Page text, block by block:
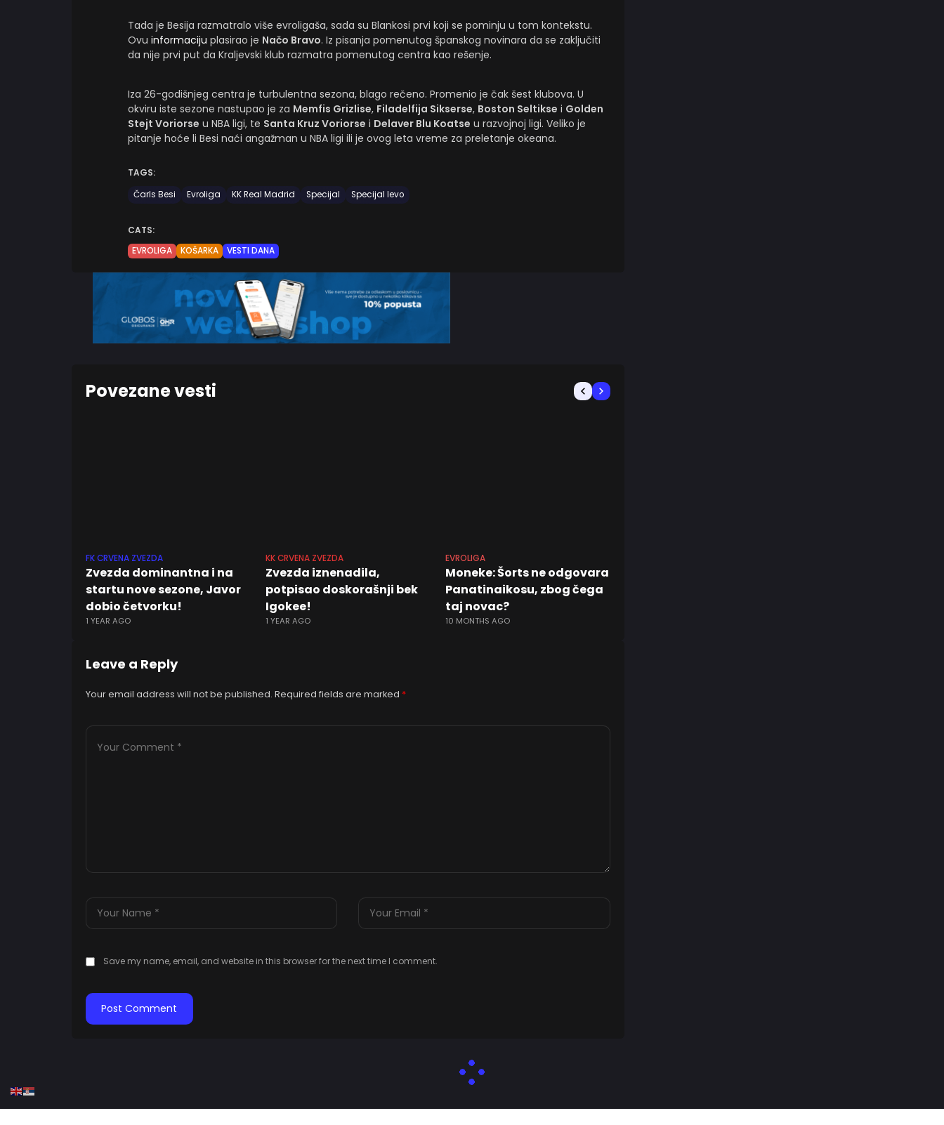
Tada je Besija razmatralo više evroligaša, sada su Blankosi prvi koji se pominju u tom kontekstu.
Ovu informaciju plasirao je Načo Bravo. Iz pisanja pomenutog španskog novinara da se zaključiti
da nije prvi put da Kraljevski klub razmatra pomenutog centra kao rešenje.
Iza 26-godišnjeg centra je turbulentna sezona, blago rečeno. Promenio je čak šest klubova. U
okviru iste sezone nastupao je za Memfis Grizlise, Filadelfija Sikserse, Boston Seltikse i Golden
Stejt Voriorse u NBA ligi, te Santa Kruz Voriorse i Delaver Blu Koatse u razvojnoj ligi. Veliko je
pitanje hoće li Besi naći angažman u NBA ligi ili je ovog leta vreme za preletanje okeana.
TAGS:
Čarls Besi
Evroliga KK Real Madrid Specijal Specijal levo
CATS:
EVROLIGA
KOŠARKA VESTI DANA
Povezane vesti
FK CRVENA ZVEZDA
Zvezda dominantna i na
startu nove sezone, Javor
dobio četvorku!
1 YEAR AGO
KK CRVENA ZVEZDA
Zvezda iznenadila,
potpisao doskorašnji bek
Igokee!
1 YEAR AGO
EVROLIGA
Moneke: Šorts ne odgovara
Panatinaikosu, zbog čega
taj novac?
10 MONTHS AGO
Leave a Reply
Your email address will not be published. Required fields are marked *
Save my name, email, and website in this browser for the next time I comment.